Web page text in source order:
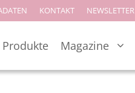
KONTAKT NEWSLETTER
Produkte Magazine